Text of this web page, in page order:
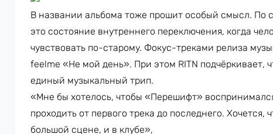
В названии альбома тоже прошит особый смысл. По
это состояние внутреннего переключения, когда
чувствовать по-старому. Фокус-треками релиза
feelme «Не мой день». При этом RITN подчёркивает,
единый музыкальный трип.
«Мне бы хотелось, чтобы «Перешифт»
проходить от первого трека до последнего.
большой сцене, и в клубе»,